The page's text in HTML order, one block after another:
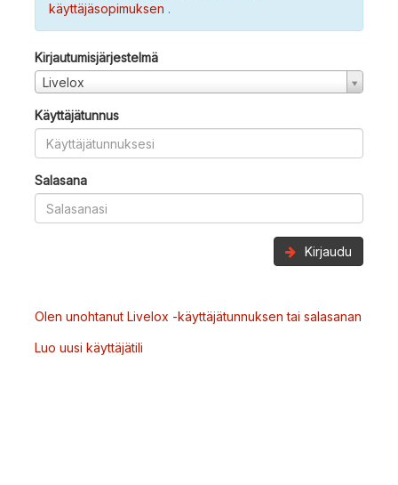
käyttäjäsopimuksen .
Kirjautumisjärjestelmä
Livelox
Käyttäjätunnus
Salasana
Kirjaudu
Olen unohtanut Livelox -käyttäjätunnuksen tai salasanan
Luo uusi käyttäjätili